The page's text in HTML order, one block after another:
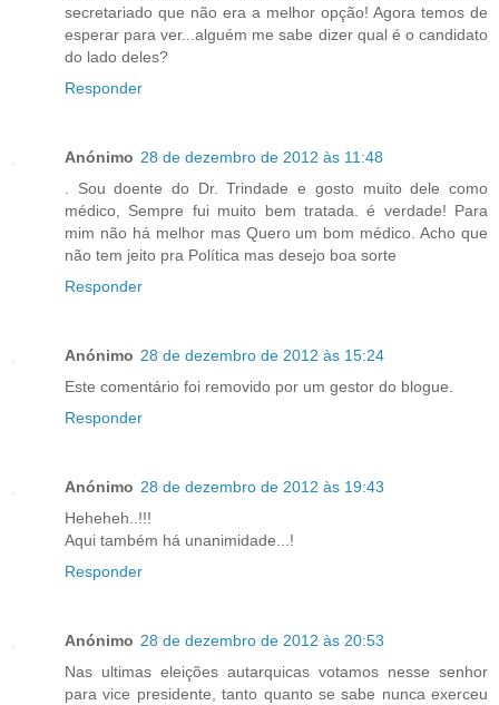
secretariado que não era a melhor opção! Agora temos de
esperar para ver...alguém me sabe dizer qual é o candidato
do lado deles?
Responder
Anónimo 28 de dezembro de 2012 às 11:48
. Sou doente do Dr. Trindade e gosto muito dele como
médico, Sempre fui muito bem tratada. é verdade! Para
mim não há melhor mas Quero um bom médico. Acho que
não tem jeito pra Política mas desejo boa sorte
Responder
Anónimo 28 de dezembro de 2012 às 15:24
Este comentário foi removido por um gestor do blogue.
Responder
Anónimo 28 de dezembro de 2012 às 19:43
Heheheh..!!!
Aqui também há unanimidade...!
Responder
Anónimo 28 de dezembro de 2012 às 20:53
Nas ultimas eleições autarquicas votamos nesse senhor
para vice presidente, tanto quanto se sabe nunca exerceu